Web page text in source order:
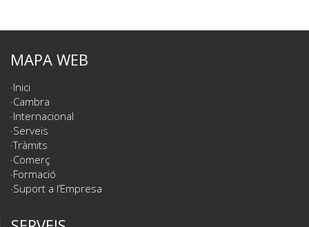
MAPA WEB
Inici
Cambra
Internacional
Serveis
Tràmits
Comerç
Formació
Suport a l’Empresa